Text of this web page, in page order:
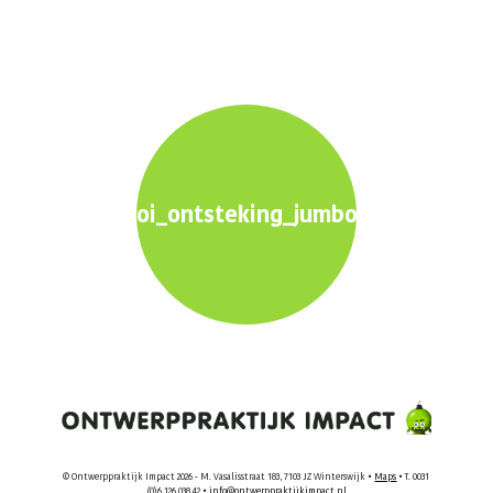
© Ontwerppraktijk Impact 2026 - M. Vasalisstraat 183, 7103 JZ Winterswijk • Maps • T. 0031